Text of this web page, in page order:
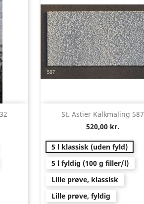
Vis her
St. Astier Kalkmaling 587
520,00 kr.
5 l klassisk (uden fyld)
5 l fyldig (100 g filler/l)
Lille prøve, klassisk
Lille prøve, fyldig